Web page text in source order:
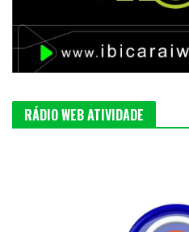
RÁDIO WEB ATIVIDADE